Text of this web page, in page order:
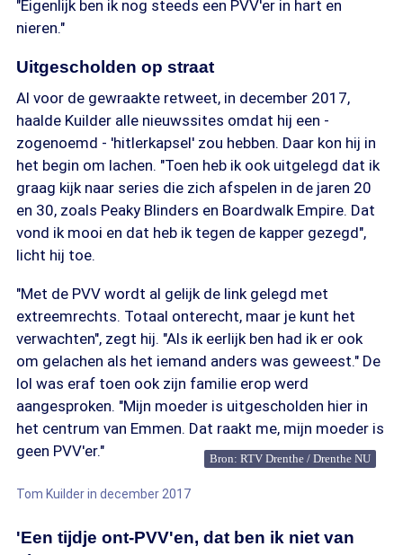
"Eigenlijk ben ik nog steeds een PVV'er in hart en
nieren."
Uitgescholden op straat
Al voor de gewraakte retweet, in december 2017,
haalde Kuilder alle nieuwssites omdat hij een -
zogenoemd - 'hitlerkapsel' zou hebben. Daar kon hij in
het begin om lachen. "Toen heb ik ook uitgelegd dat ik
graag kijk naar series die zich afspelen in de jaren 20
en 30, zoals Peaky Blinders en Boardwalk Empire. Dat
vond ik mooi en dat heb ik tegen de kapper gezegd",
licht hij toe.
"Met de PVV wordt al gelijk de link gelegd met
extreemrechts. Totaal onterecht, maar je kunt het
verwachten", zegt hij. "Als ik eerlijk ben had ik er ook
om gelachen als het iemand anders was geweest." De
lol was eraf toen ook zijn familie erop werd
aangesproken. "Mijn moeder is uitgescholden hier in
het centrum van Emmen. Dat raakt me, mijn moeder is
geen PVV'er."
Bron: RTV Drenthe / Drenthe NU
Tom Kuilder in december 2017
'Een tijdje ont-PVV'en, dat ben ik niet van